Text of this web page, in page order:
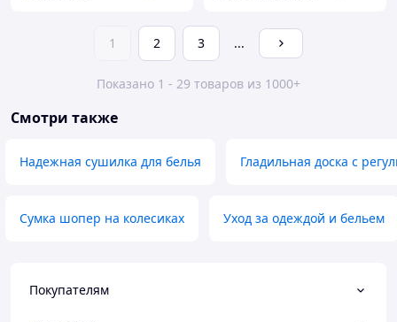
1 2 3 ...
Показано 1 - 29 товаров из 1000+
Смотри также
Надежная сушилка для белья Гладильная доска с
Сумка шопер на колесиках Уход за одеждой и бельем
Покупателям